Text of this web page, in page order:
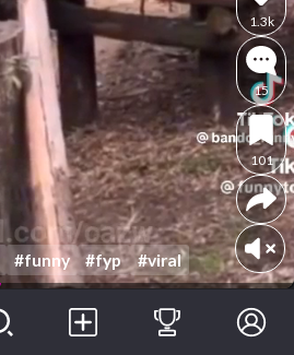
#funny #fyp #viral
1.3k
15
101